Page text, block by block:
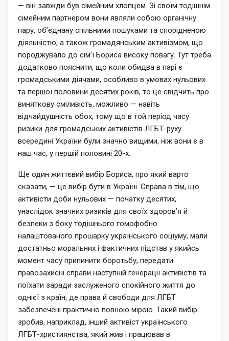
— він завжди був сімейним хлопцем. Зі своїм тодішнім
сімейним партнером вони являли собою органічну
пару, об’єднану спільними пошуками та спорідненою
діяльністю, а також громадянським активізмом, що
породжувало до сім’ї Бориса високу повагу. Тут треба
додатково пояснити, що коли обидва в парі є
громадськими діячами, особливо в умовах нульових
та першої половини десятих років, то це свідчить про
виняткову сміливість, можливо — навіть
відчайдушність обох, тому що в той період часу
ризики для громадських активістів ЛГБТ-руху
всередині України були значно вищими, ніж вони є в
наш час, у першій половині 20-х.
Ще один життєвий вибір Бориса, про який варто
сказати, — це вибір бути в Україні. Справа в тім, що
активісти доби нульових — початку десятих,
унаслідок значних ризиків для своїх здоров’я й
безпеки з боку тодішнього гомофобно
налаштованого прошарку українського соціуму, мали
достатньо моральних і фактичних підстав у якийсь
момент часу припинити боротьбу, передати
правозахисні справи наступній генерації активістів та
поїхати заради заслуженого спокійного життя до
однієї з країн, де права й свободи для ЛГБТ
забезпечені практично повною мірою. Такий вибір
зробив, наприклад, інший активіст українського
ЛГБТ-християнства, який жив і працював в